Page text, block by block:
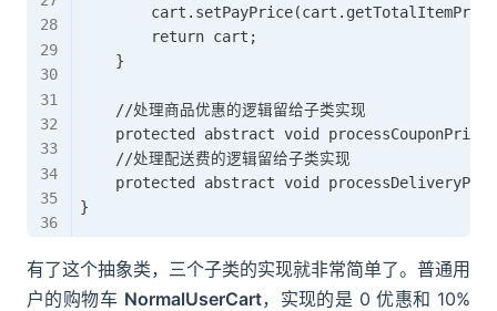
        return cart;
    }
    //处理商品优惠的逻辑留给子类实现
protected abstract void
    //处理配送费的逻辑留给子类实现
protected abstract void
有了这个抽象类，三个子类的实现就非常简单了。普通用
户的购物车 NormalUserCart，实现的是 0 优惠和 10%